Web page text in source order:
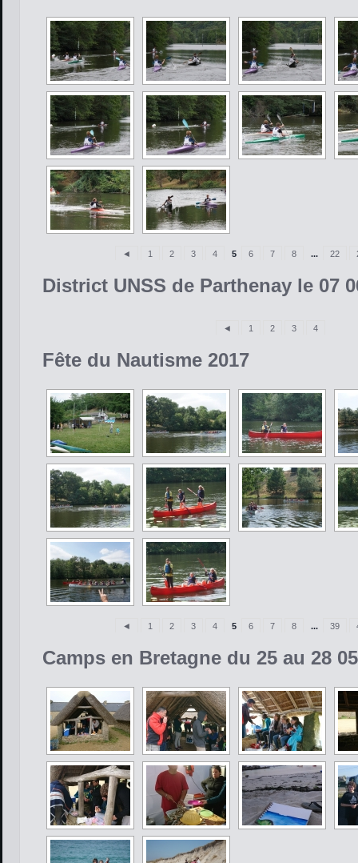
◄ 1 2 3 4 5 6 7 8 ... 22
District UNSS de Parthenay le 07
◄ 1 2 3 4
Fête du Nautisme 2017
◄ 1 2 3 4 5 6 7 8 ... 39
Camps en Bretagne du 25 au 28